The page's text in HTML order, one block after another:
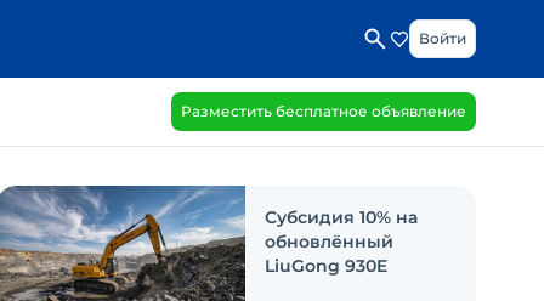
Войти
Разместить бесплатное объявление
Субсидия 10% на
обновлённый
LiuGong 930E